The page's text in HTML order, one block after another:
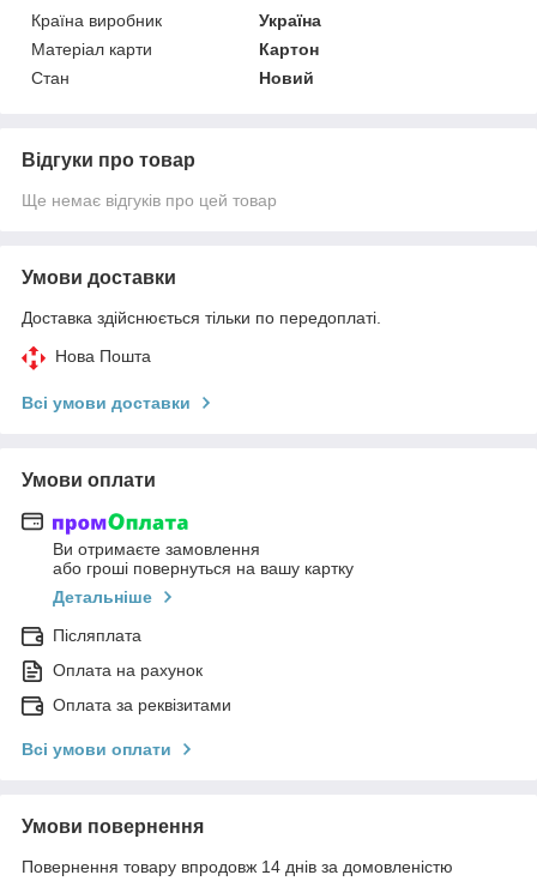
Країна виробник
Україна
Матеріал карти
Картон
Стан
Новий
Відгуки про товар
Ще немає відгуків про цей товар
Умови доставки
Доставка здійснюється тільки по передоплаті.
Нова Пошта
Всі умови доставки
Умови оплати
Ви отримаєте замовлення
або гроші повернуться на вашу картку
Детальніше
Післяплата
Оплата на рахунок
Оплата за реквізитами
Всі умови оплати
Умови повернення
Повернення товару впродовж 14 днів за домовленістю